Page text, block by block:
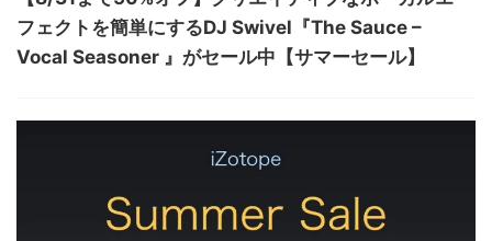
フェクトを簡単にするDJ Swivel『The Sauce –
Vocal Seasoner 』がセール中【サマーセール】